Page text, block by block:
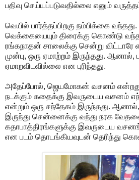
பதிவு செய்யப்படுவதில்லை எனும்
வெயில் பார்த்தப்பிறகு நம்பிக்கை வந்தது.
வெக்கையையும் திரைக்கு கொண்டு
ரங்கநாதன் சாலைக்கு சென்று விட்டாரே
முன்பு, ஒரு ஏமாற்றம் இருந்தது. ஆனால்,
ஏமாறவிடவில்லை என புரிந்தது.
அதேப்போல், ஜெயமோகன் வசனம்
நடக்கும் கதைக்கு இவருடைய வசனம்
என்றும் ஒரு சந்தேகம் இருந்தது.
இருந்து சென்னைக்கு வந்து நரக
கதாபாத்திரங்களுக்கு இவருடைய
என படம் தொடங்கியவுடன் தெரிந்து